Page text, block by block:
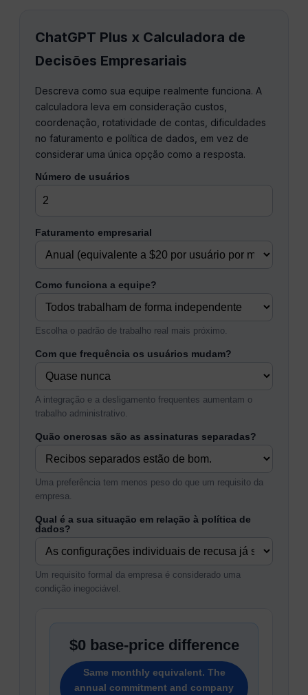
ChatGPT Plus x Calculadora de
Decisões Empresariais
Descreva como sua equipe realmente funciona. A
calculadora leva em consideração custos,
coordenação, rotatividade de contas, dificuldades
no faturamento e política de dados, em vez de
considerar uma única opção como a resposta.
Número de usuários
Faturamento empresarial
Como funciona a equipe?
Escolha o padrão de trabalho real mais próximo.
Com que frequência os usuários mudam?
A integração e a desligamento frequentes aumentam o
trabalho administrativo.
Quão onerosas são as assinaturas separadas?
Uma preferência tem menos peso do que um requisito da
empresa.
Qual é a sua situação em relação à política de
dados?
Um requisito formal da empresa é considerado uma
condição inegociável.
$0 base-price difference
Same monthly equivalent. The
annual commitment and company